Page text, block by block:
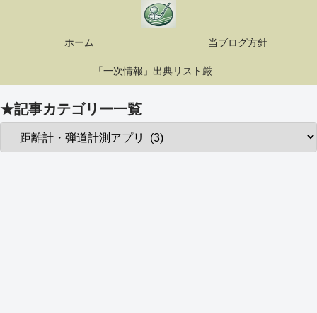
ホーム 当ブログ方針
「一次情報」出典リスト厳選10選
★記事カテゴリー一覧